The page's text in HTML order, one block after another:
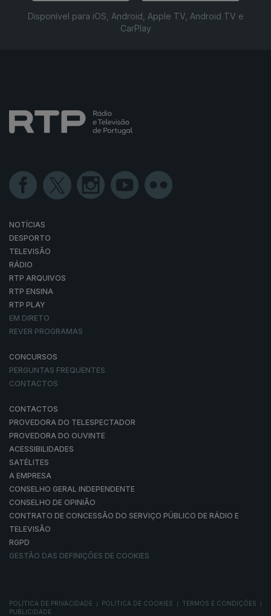
Disponível para iOS, Android, Apple TV, Android TV e
CarPlay
NOTÍCIAS
DESPORTO
TELEVISÃO
RÁDIO
RTP ARQUIVOS
RTP ENSINA
RTP PLAY
EM DIRETO
REVER PROGRAMAS
CONCURSOS
PERGUNTAS FREQUENTES
CONTACTOS
CONTACTOS
PROVEDORA DO TELESPECTADOR
PROVEDORA DO OUVINTE
ACESSIBILIDADES
SATÉLITES
A EMPRESA
CONSELHO GERAL INDEPENDENTE
CONSELHO DE OPINIÃO
CONTRATO DE CONCESSÃO DO SERVIÇO PÚBLICO DE RÁDIO E
TELEVISÃO
RGPD
GESTÃO DAS DEFINIÇÕES DE COOKIES
POLÍTICA DE PRIVACIDADE POLÍTICA DE COOKIES TERMOS E CONDIÇÕES
PUBLICIDADE